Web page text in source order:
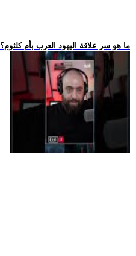
.. ما هو سر علاقة اليهود العرب بأم كلثوم؟